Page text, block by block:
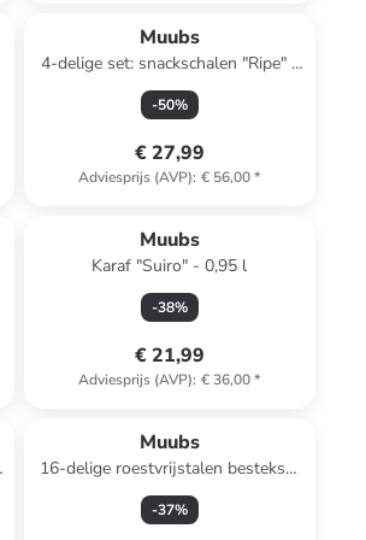
Muubs
4-delige set: snackschalen "Ripe" -
(B)12 x (H)4 x (D)9,5 cm
-50%
€ 27,99
Adviesprijs (AVP): € 56,00*
Muubs
Karaf "Suiro" - 0,95 l
-38%
€ 21,99
Adviesprijs (AVP): € 36,00*
Muubs
16-delige roestvrijstalen bestekset
"Uta" zwart
-37%